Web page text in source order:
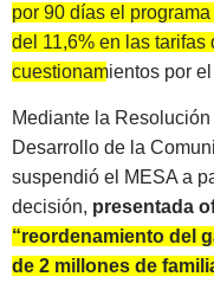
por 90 días el
del 11,6% en las
cuestionamientos por
Mediante la
Desarrollo de la
suspendió el MESA a
decisión, presentada
“reordenamiento del
de 2 millones de